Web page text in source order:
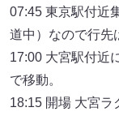
07:45 東京駅付近
道中）なので行先
17:00 大宮駅付近
で移動。
18:15 開場 大宮ラ